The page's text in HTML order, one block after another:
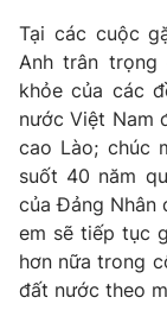
Học trực tuyến
Hitech Công
Sản phẩm
Thị trường
Tư vấn
Giao lưu trực
Lịch phát
Chuyên mục khác
Emagazine
Tại các cuộc
Anh trân
khỏe của các
nước Việt Nam
cao Lào; chúc
suốt 40 năm
của Đảng Nhân
em sẽ tiếp tục
hơn nữa trong
đất nước theo